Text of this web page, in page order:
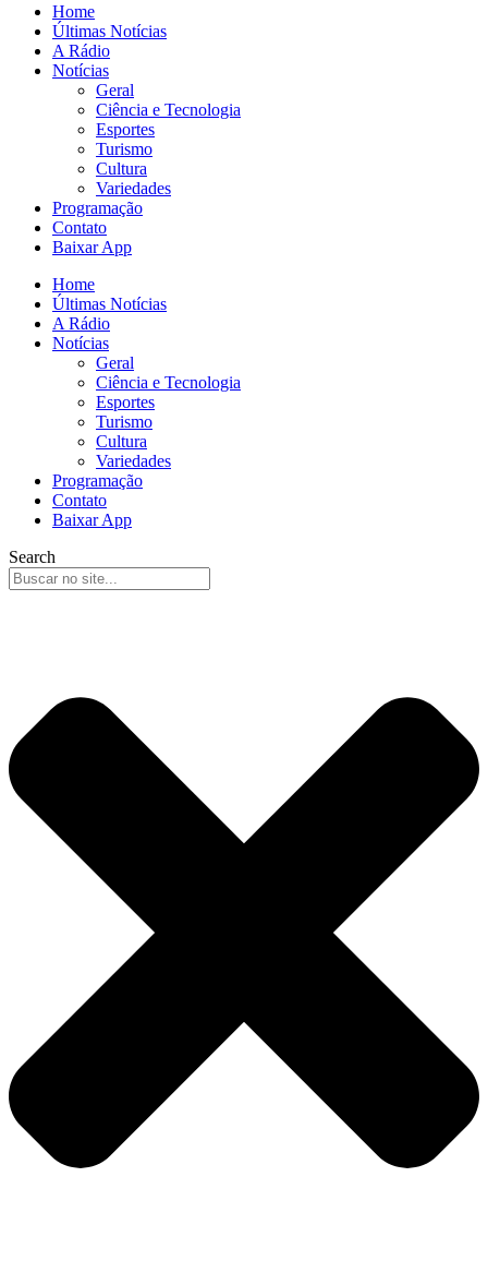
Home
Últimas Notícias
A Rádio
Notícias
Geral
Ciência e Tecnologia
Esportes
Turismo
Cultura
Variedades
Programação
Contato
Baixar App
Home
Últimas Notícias
A Rádio
Notícias
Geral
Ciência e Tecnologia
Esportes
Turismo
Cultura
Variedades
Programação
Contato
Baixar App
Search